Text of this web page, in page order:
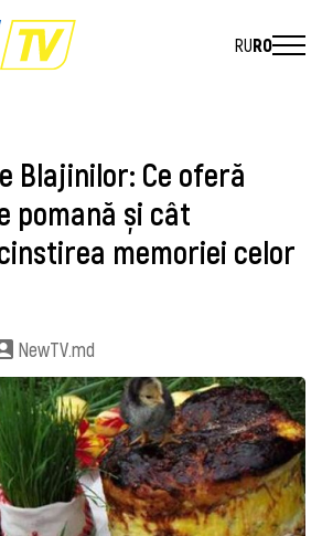
RURO
Blajinilor: Ce oferă
pomană și cât
memoriei celor
NewTV.md